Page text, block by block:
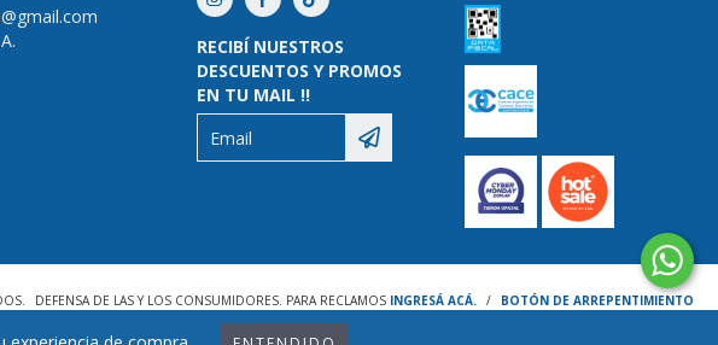
RECIBÍ NUESTROS
DESCUENTOS Y PROMOS
EN TU MAIL !!
DEFENSA DE LAS Y LOS CONSUMIDORES. PARA RECLAMOS INGRESÁ ACÁ. / BOTÓN DE ARREPENTIMIENTO